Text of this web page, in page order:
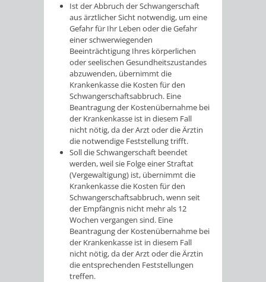
Ist der Abbruch der Schwangerschaft
aus ärztlicher Sicht notwendig, um eine
Gefahr für Ihr Leben oder die Gefahr
einer schwerwiegenden
Beeinträchtigung Ihres körperlichen
oder seelischen Gesundheitszustandes
abzuwenden, übernimmt die
Krankenkasse die Kosten für den
Schwangerschaftsabbruch. Eine
Beantragung der Kostenübernahme bei
der Krankenkasse ist in diesem Fall
nicht nötig, da der Arzt oder die Ärztin
die notwendige Feststellung trifft.
Soll die Schwangerschaft beendet
werden, weil sie Folge einer Straftat
(Vergewaltigung) ist, übernimmt die
Krankenkasse die Kosten für den
Schwangerschaftsabbruch, wenn seit
der Empfängnis nicht mehr als 12
Wochen vergangen sind. Eine
Beantragung der Kostenübernahme bei
der Krankenkasse ist in diesem Fall
nicht nötig, da der Arzt oder die Ärztin
die entsprechenden Feststellungen
treffen.